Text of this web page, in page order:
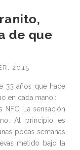
de que
2015
33 años que hace
en cada mano.:
NFC. La sensación
Al principio es
pocas semanas
metido bajo la